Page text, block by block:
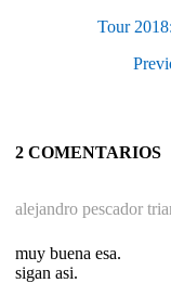
Tour
2 COMENTARIOS
alejandro pescador
muy buena esa.
sigan asi.